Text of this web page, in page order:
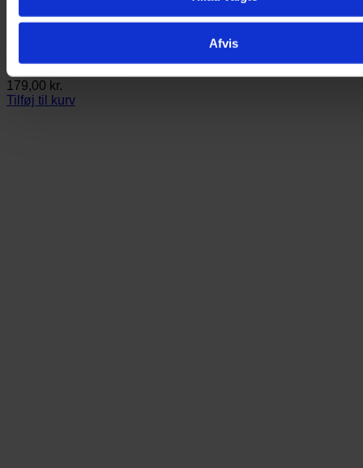
Afvis
50 stk. V4K Øjenplastre
179,00 kr.
Tilføj til kurv